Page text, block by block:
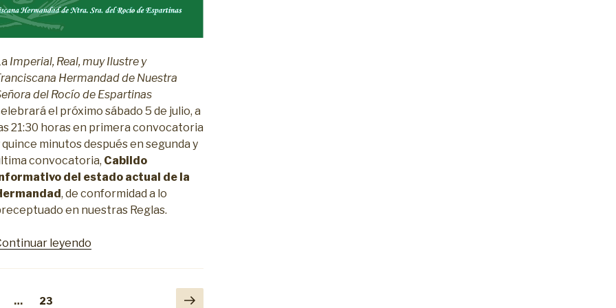
Imperial, Real, muy Ilustre y
Hermandad de Nuestra
del Rocío de Espartinas
el próximo sábado 5 de julio, a
21:30 horas en primera convocatoria
quince minutos después en segunda y
convocatoria, Cabildo
del estado actual de la
, de conformidad a lo
en nuestras Reglas.
leyendo
… Página
23
Siguiente